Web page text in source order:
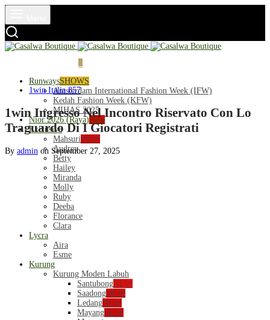
RunwaysSHOWS
Amsterdam International Fashion Week (IFW)
Kedah Fashion Week (KFW)
MIHAS 2025
Nior 2026 (Raya)New
Exclusive
MahsuriNEW
Audrey
Betty
Hailey
Miranda
Molly
Ruby
Deeba
Florance
Clara
Lycra
Aira
Esme
Kurung
Kurung Moden Labuh
SantubongNEW
SaadongNEW
LedangNEW
MayangNEW
1win Italia 857
1win Ingresso Nel Incontro Riservato Con Lo
Traguardo Di I Giocatori Registrati
By admin on September 27, 2025